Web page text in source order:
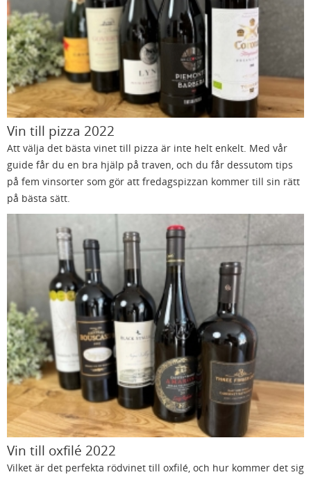
Vin till pizza 2022
Att välja det bästa vinet till pizza är inte helt enkelt. Med vår
guide får du en bra hjälp på traven, och du får dessutom tips
på fem vinsorter som gör att fredagspizzan kommer till sin rätt
på bästa sätt.
Vin till oxfilé 2022
Vilket är det perfekta rödvinet till oxfilé, och hur kommer det sig